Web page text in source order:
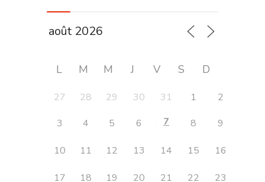
L M M J V S D
27 28 29 30 31 1
2
3
4 5 6 7 8 9
10 11 12 13 14 15 16
17 18 19 20 21 22
23